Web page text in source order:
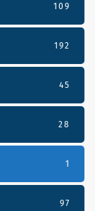
109
192
45
28
1
97